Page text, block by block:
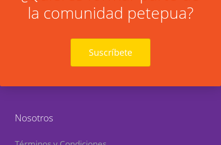
la comunidad petepua?
Suscríbete
Nosotros